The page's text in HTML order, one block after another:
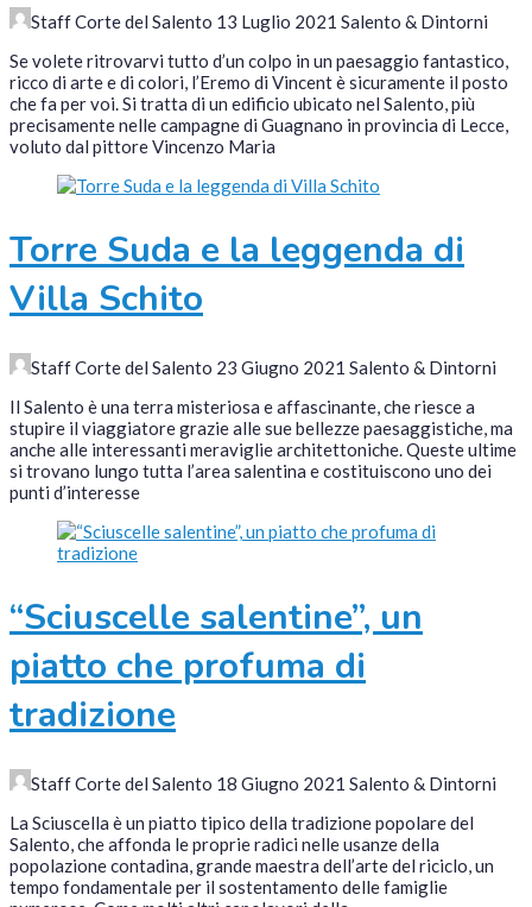
Staff Corte del Salento 13 Luglio 2021 Salento & Dintorni
Se volete ritrovarvi tutto d’un colpo in un paesaggio fantastico,
ricco di arte e di colori, l’Eremo di Vincent è sicuramente il posto
che fa per voi. Si tratta di un edificio ubicato nel Salento, più
precisamente nelle campagne di Guagnano in provincia di Lecce,
voluto dal pittore Vincenzo Maria
Torre Suda e la leggenda di
Villa Schito
Staff Corte del Salento 23 Giugno 2021 Salento & Dintorni
Il Salento è una terra misteriosa e affascinante, che riesce a
stupire il viaggiatore grazie alle sue bellezze paesaggistiche, ma
anche alle interessanti meraviglie architettoniche. Queste ultime
si trovano lungo tutta l’area salentina e costituiscono uno dei
punti d’interesse
“Sciuscelle salentine”, un
piatto che profuma di
tradizione
Staff Corte del Salento 18 Giugno 2021 Salento & Dintorni
La Sciuscella è un piatto tipico della tradizione popolare del
Salento, che affonda le proprie radici nelle usanze della
popolazione contadina, grande maestra dell’arte del riciclo, un
tempo fondamentale per il sostentamento delle famiglie